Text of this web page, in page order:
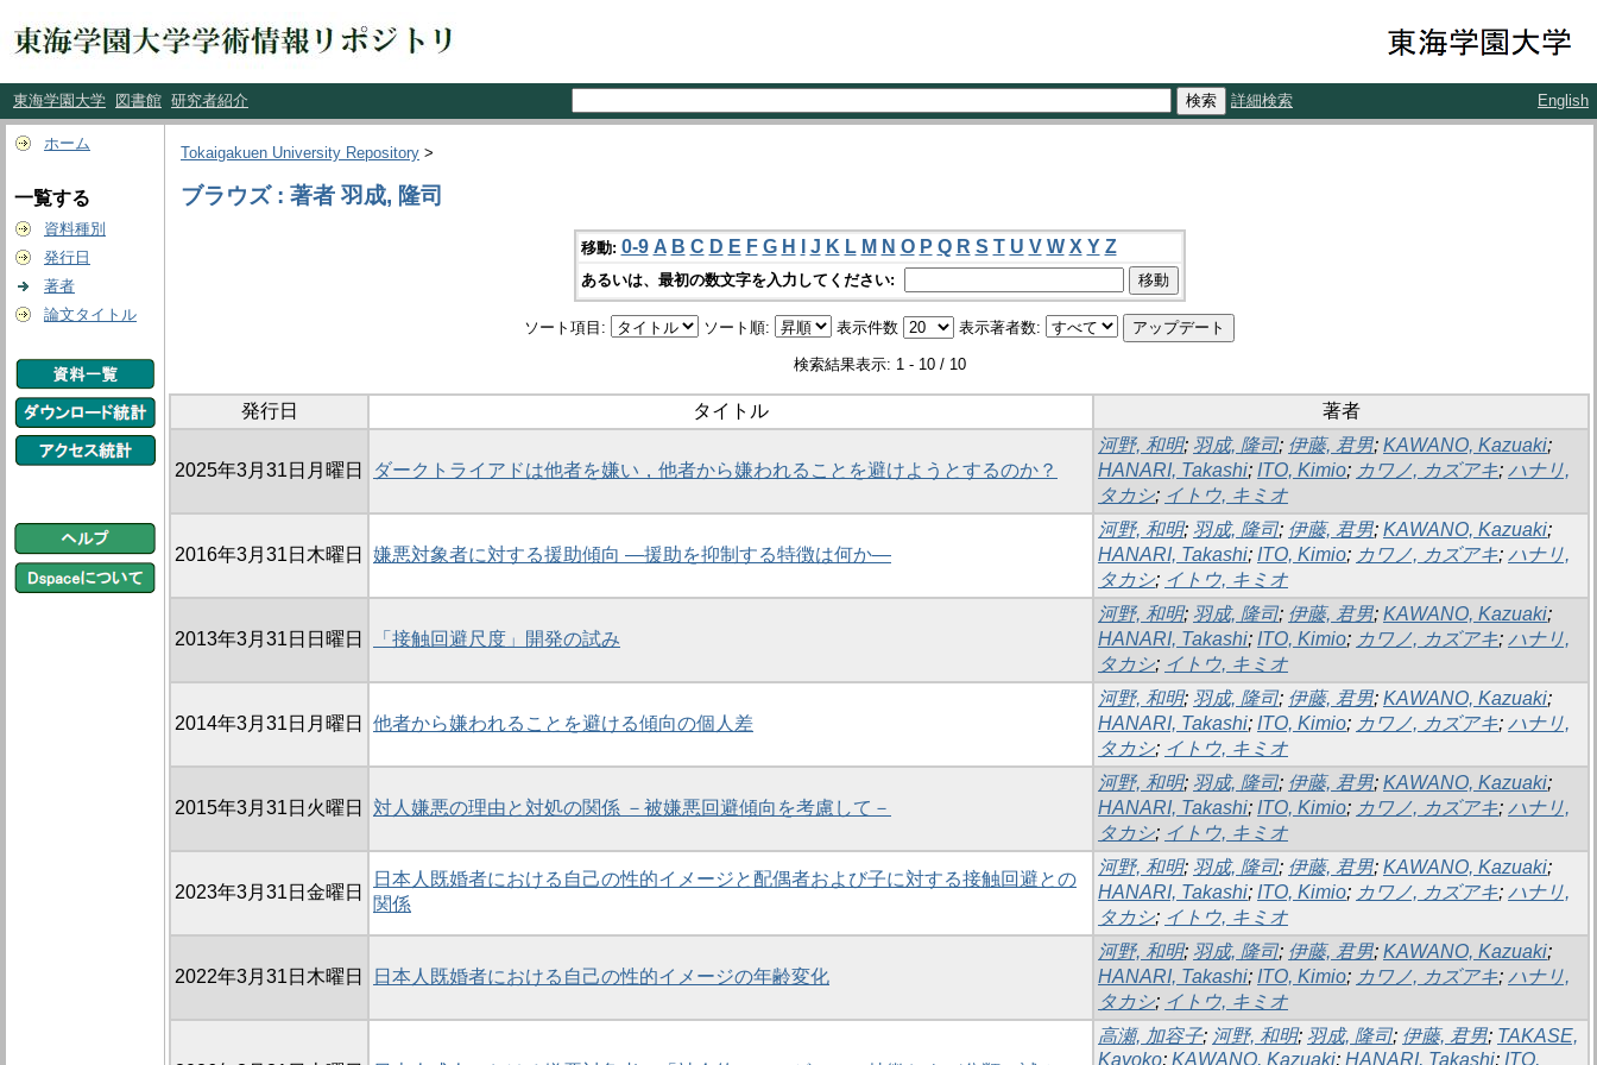
東海学園大学 図書館 研究者紹介 詳細検索 English
ホーム
一覧する
資料種別
発行日
著者
論文タイトル
Tokaigakuen University Repository >
ブラウズ : 著者 羽成, 隆司
移動: 0-9 A B C D E F G H J K L M N O P Q R S T U V W X Y Z
あるいは、最初の数文字を入力してください:
ソート項目: ソート順: 表示件数 表示著者数:
検索結果表示: 1 - 10 / 10
発行日 タイトル 著者
2025年3月31日月曜日 ダークトライアドは他者を嫌い，他者から嫌われることを避けようとするのか？
河野, 和明; 羽成, 隆司; 伊藤, 君男; KAWANO, Kazuaki;
HANARI, Takashi; ITO, Kimio; カワノ, カズアキ; ハナリ,
タカシ; イトウ, キミオ
2016年3月31日木曜日 嫌悪対象者に対する援助傾向 ―援助を抑制する特徴は何か―
河野, 和明; 羽成, 隆司; 伊藤, 君男; KAWANO, Kazuaki;
HANARI, Takashi; ITO, Kimio; カワノ, カズアキ; ハナリ,
タカシ; イトウ, キミオ
2013年3月31日日曜日 「接触回避尺度」開発の試み
河野, 和明; 羽成, 隆司; 伊藤, 君男; KAWANO, Kazuaki;
HANARI, Takashi; ITO, Kimio; カワノ, カズアキ; ハナリ,
タカシ; イトウ, キミオ
2014年3月31日月曜日 他者から嫌われることを避ける傾向の個人差
河野, 和明; 羽成, 隆司; 伊藤, 君男; KAWANO, Kazuaki;
HANARI, Takashi; ITO, Kimio; カワノ, カズアキ; ハナリ,
タカシ; イトウ, キミオ
2015年3月31日火曜日 対人嫌悪の理由と対処の関係 －被嫌悪回避傾向を考慮して－
河野, 和明; 羽成, 隆司; 伊藤, 君男; KAWANO, Kazuaki;
HANARI, Takashi; ITO, Kimio; カワノ, カズアキ; ハナリ,
タカシ; イトウ, キミオ
2023年3月31日金曜日
日本人既婚者における自己の性的イメージと配偶者および子に対する接触回避との
関係
河野, 和明; 羽成, 隆司; 伊藤, 君男; KAWANO, Kazuaki;
HANARI, Takashi; ITO, Kimio; カワノ, カズアキ; ハナリ,
タカシ; イトウ, キミオ
2022年3月31日木曜日 日本人既婚者における自己の性的イメージの年齢変化
河野, 和明; 羽成, 隆司; 伊藤, 君男; KAWANO, Kazuaki;
HANARI, Takashi; ITO, Kimio; カワノ, カズアキ; ハナリ,
タカシ; イトウ, キミオ
高瀬, 加容子; 河野, 和明; 羽成, 隆司; 伊藤, 君男; TAKASE,
Kayoko; KAWANO, Kazuaki; HANARI, Takashi; ITO,